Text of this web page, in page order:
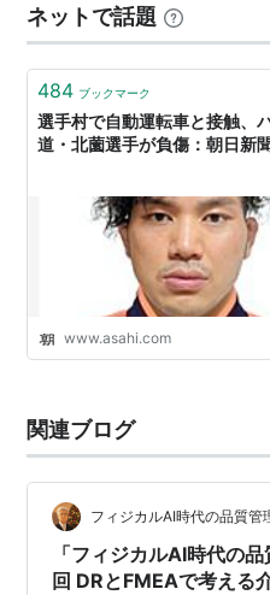
系統(車間距離適応走
等)の限られたコント
とを選択できる。自動
縦系統の一つ(ステア
のどちらかであり、両
ら開放されるのではな
ルーズ・コントロール
レベル2 (Combined
主操縦系統の内、最低
た状況下で、主要な操
能。但し、交通のモニ
ールする用意が常に必
きな違いは、レベル2で
ると、運転手が物理的
の品質」という三つの視点
ットにおいても、基本的な
ネットで話題
484 ブックマーク
選手村で自動運転車と接触、
道・北薗選手が負傷：朝日新
www.asahi.com
関連ブログ
フィジカルAI時代の品質管
「フィジカルAI時代の
回 DRとFMEAで考える